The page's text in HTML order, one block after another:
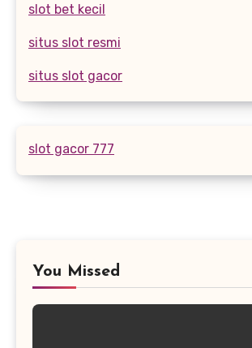
slot bet kecil
situs slot resmi
situs slot gacor
slot gacor 777
You Missed